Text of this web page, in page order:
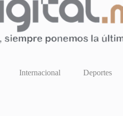
Internacional Deportes